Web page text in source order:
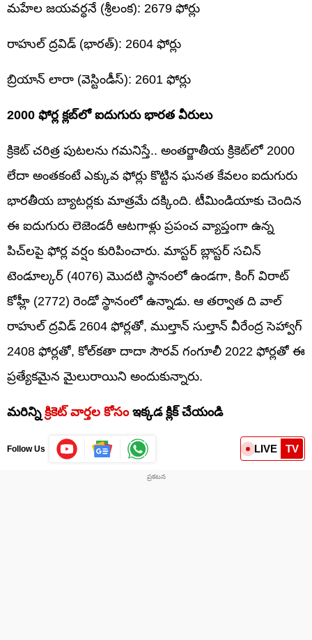
మహేల జయవర్ధనే (శ్రీలంక): 2679 ఫోర్లు
రాహుల్ ద్రవిడ్ (భారత్): 2604 ఫోర్లు
బ్రియాన్ లారా (వెస్టిండీస్): 2601 ఫోర్లు
2000 ఫోర్ల క్లబ్‌లో ఐదుగురు భారత వీరులు
క్రికెట్ చరిత్ర పుటలను గమనిస్తే.. అంతర్జాతీయ క్రికెట్‌లో 2000
లేదా అంతకంటే ఎక్కువ ఫోర్లు కొట్టిన ఘనత కేవలం ఐదుగురు
భారతీయ బ్యాటర్లకు మాత్రమే దక్కింది. టీమిండియాకు చెందిన
ఈ ఐదుగురు లెజెండరీ ఆటగాళ్లు ప్రపంచ వ్యాప్తంగా ఉన్న
పిచ్‌లపై ఫోర్ల వర్షం కురిపించారు. మాస్టర్ బ్లాస్టర్ సచిన్
టెండూల్కర్ (4076) మొదటి స్థానంలో ఉండగా, కింగ్ విరాట్
కోహ్లీ (2772) రెండో స్థానంలో ఉన్నాడు. ఆ తర్వాత ది వాల్
రాహుల్ ద్రవిడ్ 2604 ఫోర్లతో, ముల్తాన్ సుల్తాన్ వీరేంద్ర సెహ్వాగ్
2408 ఫోర్లతో, కోల్‌కతా దాదా సౌరవ్ గంగూలీ 2022 ఫోర్లతో ఈ
ప్రత్యేకమైన మైలురాయిని అందుకున్నారు.
మరిన్ని క్రికెట్ వార్తల కోసంఇక్కడ క్లిక్ చేయండి
Follow Us LIVE TV